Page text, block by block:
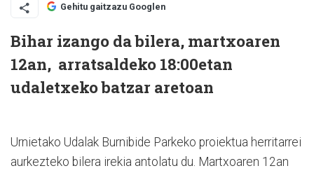
Gehitu gaitzazu Googlen
Bihar izango da bilera, martxoaren
12an, arratsaldeko 18:00etan
udaletxeko batzar aretoan
Urnietako Udalak Burnibide Parkeko proiektua herritarrei
aurkezteko bilera irekia antolatu du. Martxoaren 12an